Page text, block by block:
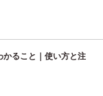
かること｜使い方と注